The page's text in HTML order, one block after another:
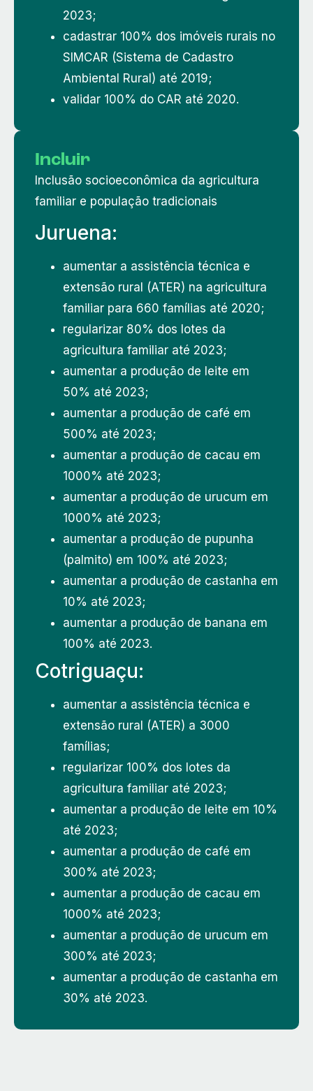
2023;
cadastrar 100% dos imóveis rurais no
SIMCAR (Sistema de Cadastro
Ambiental Rural) até 2019;
validar 100% do CAR até 2020.
Incluir
Inclusão socioeconômica da agricultura
familiar e população tradicionais
Juruena:
aumentar a assistência técnica e
extensão rural (ATER) na agricultura
familiar para 660 famílias até 2020;
regularizar 80% dos lotes da
agricultura familiar até 2023;
aumentar a produção de leite em
50% até 2023;
aumentar a produção de café em
500% até 2023;
aumentar a produção de cacau em
1000% até 2023;
aumentar a produção de urucum em
1000% até 2023;
aumentar a produção de pupunha
(palmito) em 100% até 2023;
aumentar a produção de castanha em
10% até 2023;
aumentar a produção de banana em
100% até 2023.
Cotriguaçu:
aumentar a assistência técnica e
extensão rural (ATER) a 3000
famílias;
regularizar 100% dos lotes da
agricultura familiar até 2023;
aumentar a produção de leite em 10%
até 2023;
aumentar a produção de café em
300% até 2023;
aumentar a produção de cacau em
1000% até 2023;
aumentar a produção de urucum em
300% até 2023;
aumentar a produção de castanha em
30% até 2023.